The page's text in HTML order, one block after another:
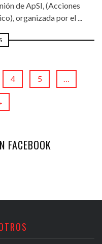
de ApSI, (Acciones
organizada por el ...
4 5
FACEBOOK